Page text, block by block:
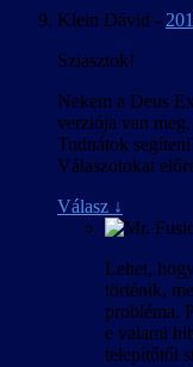
Klein Dávid -
Sziasztok!
Nekem a Deus
verziója van
Tudnátok
Válaszotokat
Válasz ↓
Lehet,
történik,
probléma.
e valami
telepítőtől